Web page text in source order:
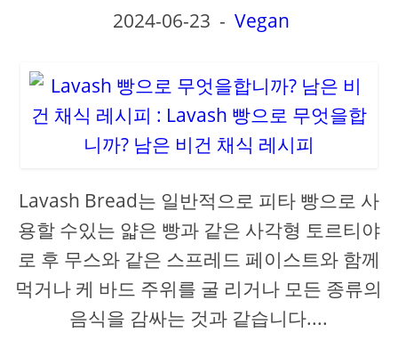
2024-06-23 - Vegan
Lavash Bread는 일반적으로 피타 빵으로 사
용할 수있는 얇은 빵과 같은 사각형 토르티야
로 후 무스와 같은 스프레드 페이스트와 함께
먹거나 케 바드 주위를 굴 리거나 모든 종류의
음식을 감싸는 것과 같습니다....